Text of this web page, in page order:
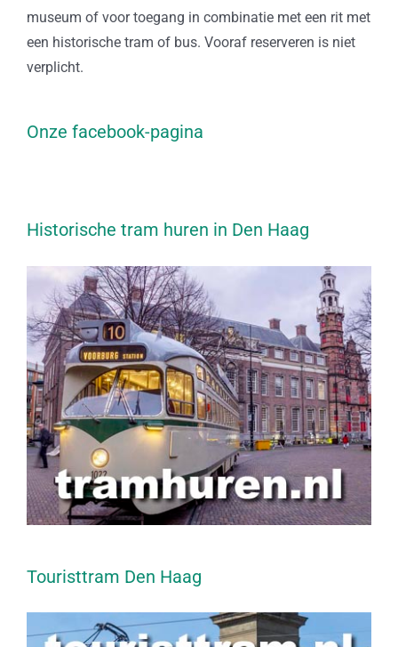
museum of voor toegang in combinatie met een rit met
een historische tram of bus. Vooraf reserveren is niet
verplicht.
Onze facebook-pagina
Historische tram huren in Den Haag
Touristtram Den Haag